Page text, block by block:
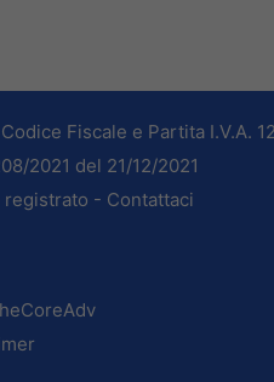
Fiscale e Partita I.V.A.
2021 del 21/12/2021
registrato - Contattaci